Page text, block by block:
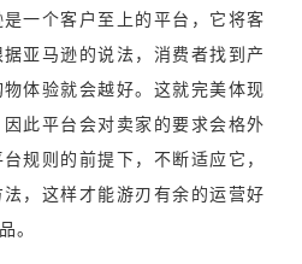
一个客户至上的平台，它将客
亚马逊的说法，消费者找到产
体验就会越好。这就完美体现
此平台会对卖家的要求会格外
规则的前提下，不断适应它，
，这样才能游刃有余的运营好
。